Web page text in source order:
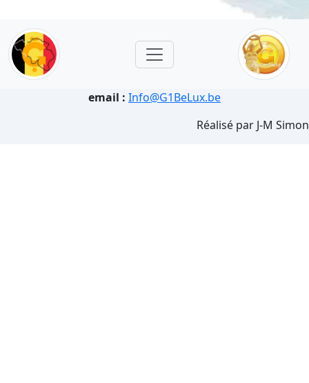
email : Info@G1BeLux.be
Réalisé par J-M Simon